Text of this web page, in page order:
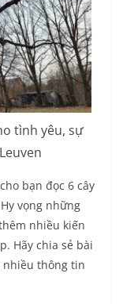
tình yêu, sự
bạn đọc 6 cây
vọng những
nhiều kiến
Hãy chia sẻ bài
nhiều thông tin